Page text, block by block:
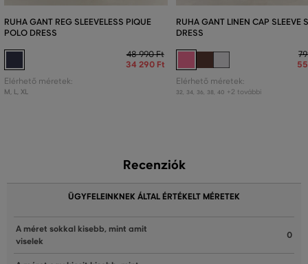
RUHA GANT REG SLEEVELESS PIQUE
POLO DRESS
48 990 Ft
34 290 Ft
Elérhető méretek:
M, L, XL
RUHA GANT LINEN CAP SLEEVE
DRESS
Elérhető méretek:
32 34 36 38 40 +2 további
Recenziók
ÜGYFELEINKNEK ÁLTAL ÉRTÉKELT MÉRETEK
A méret sokkal kisebb, mint amit
viselek
0